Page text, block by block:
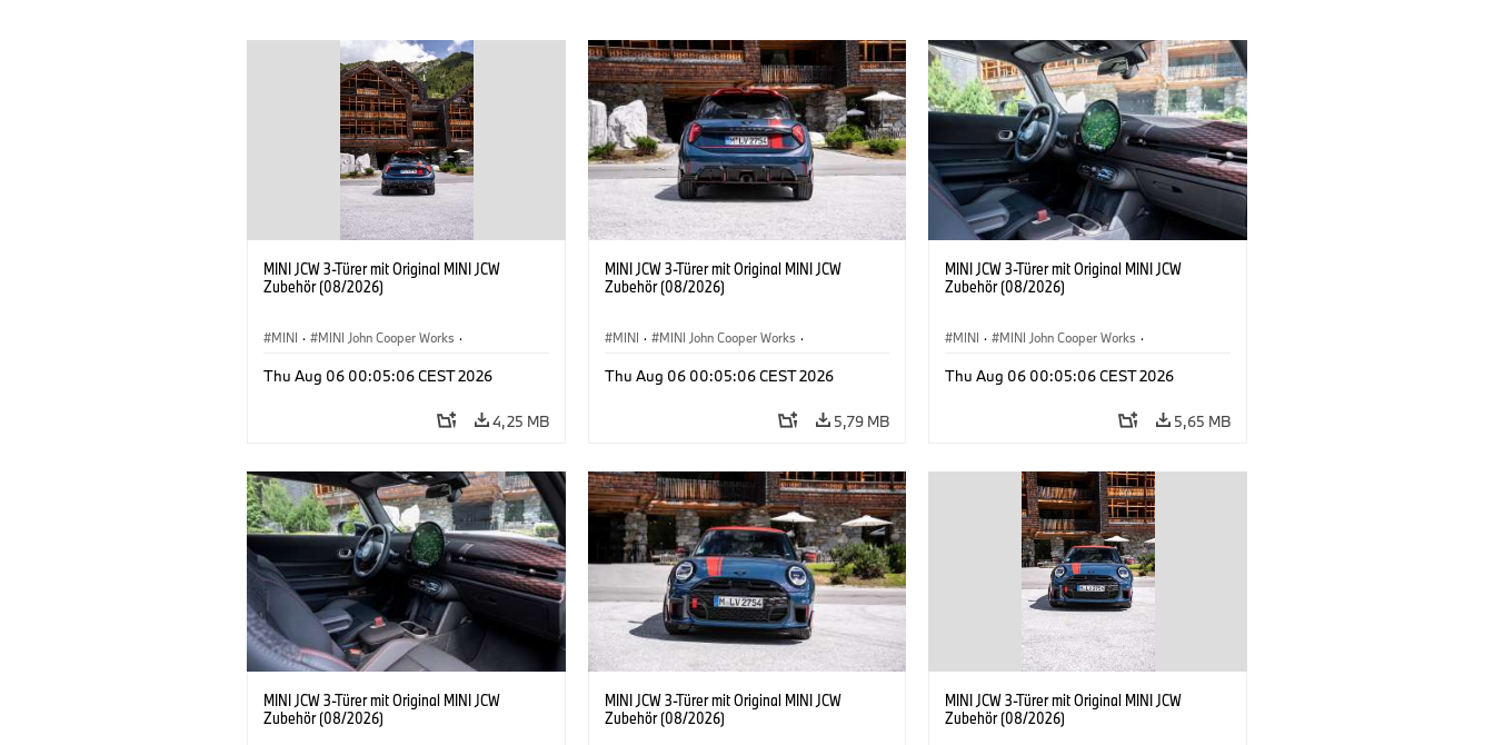
MINI JCW 3-Türer mit Original MINI JCW
Zubehör (08/2026)
MINI · MINI John Cooper Works ·
Sonderausstattungen, Zubehör
Thu Aug 06 00:05:06 CEST 2026
4,25 MB
MINI JCW 3-Türer mit Original MINI JCW
Zubehör (08/2026)
MINI · MINI John Cooper Works ·
Sonderausstattungen, Zubehör
Thu Aug 06 00:05:06 CEST 2026
5,79 MB
MINI JCW 3-Türer mit Original MINI JCW
Zubehör (08/2026)
MINI · MINI John Cooper Works ·
Sonderausstattungen, Zubehör
Thu Aug 06 00:05:06 CEST 2026
5,65 MB
MINI JCW 3-Türer mit Original MINI JCW
Zubehör (08/2026)
MINI JCW 3-Türer mit Original MINI JCW
Zubehör (08/2026)
MINI JCW 3-Türer mit Original MINI JCW
Zubehör (08/2026)